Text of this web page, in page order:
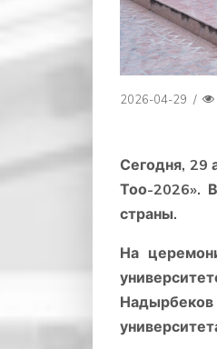
2026-04-29 /
Сегодня, 29
Тоо-2026».
страны.
На